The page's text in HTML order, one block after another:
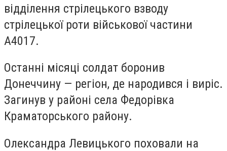
відділення стрілецького взводу
стрілецької роти військової частини
А4017.
Останні місяці солдат боронив
Донеччину — регіон, де народився і виріс.
Загинув у районі села Федорівка
Краматорського району.
Олександра Левицького поховали на